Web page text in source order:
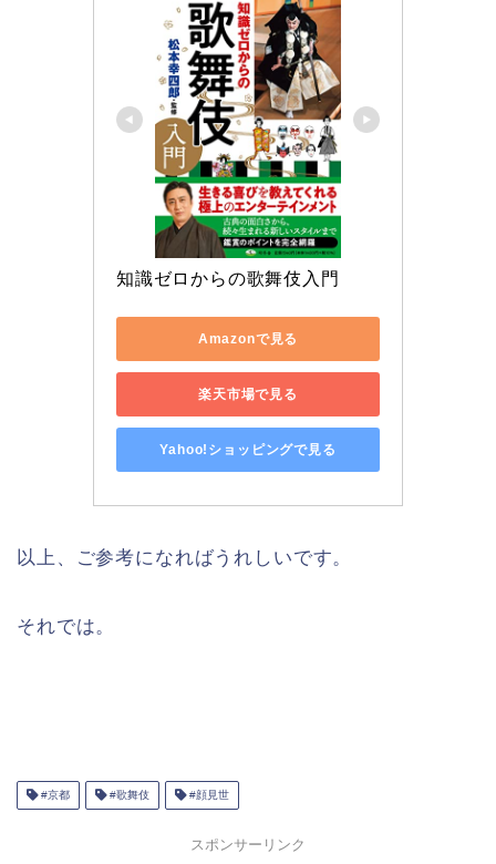
知識ゼロからの歌舞伎入門
Amazonで見る
楽天市場で見る
Yahoo!ショッピングで見る
以上、ご参考になればうれしいです。
それでは。
#京都 #歌舞伎 #顔見世
スポンサーリンク